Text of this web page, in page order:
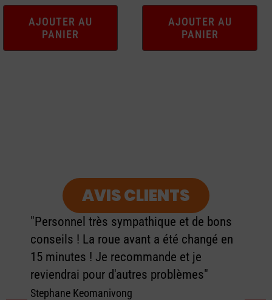
AJOUTER AU
PANIER
AJOUTER AU
PANIER
AVIS CLIENTS
"Personnel très sympathique et de bons
conseils ! La roue avant a été changé en
15 minutes ! Je recommande et je
reviendrai pour d'autres problèmes"
Stephane Keomanivong